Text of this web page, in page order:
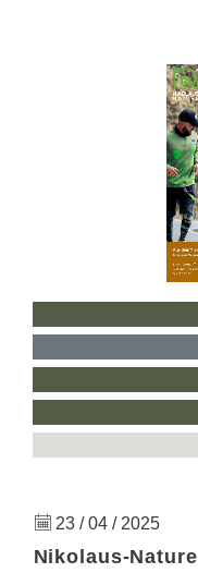
23 / 04 / 2025
Nikolaus-Nature